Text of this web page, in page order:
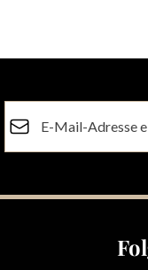
Ich habe die
Pflichtfelder.